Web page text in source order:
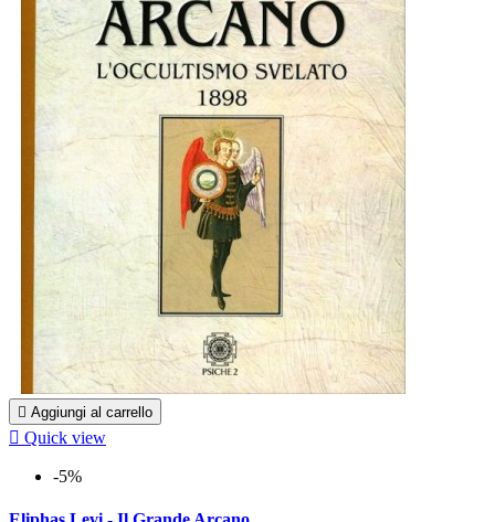
 Aggiungi al carrello
 Quick view
-5%